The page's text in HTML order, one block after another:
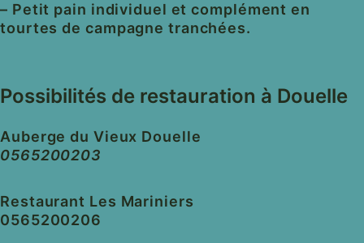
– Petit pain individuel et complément en
tourtes de campagne tranchées.
Possibilités de restauration à Douelle
Auberge du Vieux Douelle
0565200203
Restaurant Les Mariniers
0565200206